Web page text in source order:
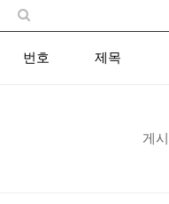
번호 제목
게